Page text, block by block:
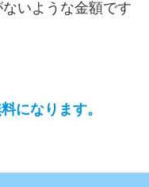
いような金額です
になります。